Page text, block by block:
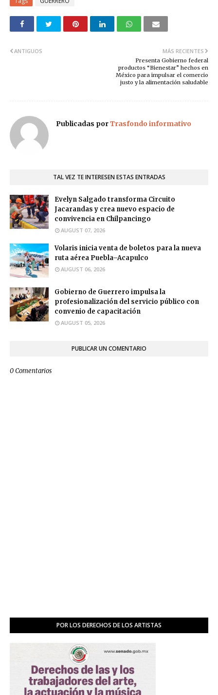
MÁS RECIENTES
Presenta Gobierno federal
productos “Bienestar” hechos en
México para impulsar el comercio
justo y la alimentación saludable
ANTIGUOS
Publicadas porTrasfondo informativo
TAL VEZ TE INTERESEN ESTAS ENTRADAS
Evelyn Salgado transforma Circuito
Jacarandas y crea nuevo espacio de
convivencia en Chilpancingo
AUGUST 07, 2026
Volaris inicia venta de boletos para la nueva
ruta aérea Puebla–Acapulco
AUGUST 06, 2026
Gobierno de Guerrero impulsa la
profesionalización del servicio público con
convenio de capacitación
AUGUST 05, 2026
PUBLICAR UN COMENTARIO
0 Comentarios
POR LOS DERECHOS DE LOS ARTISTAS